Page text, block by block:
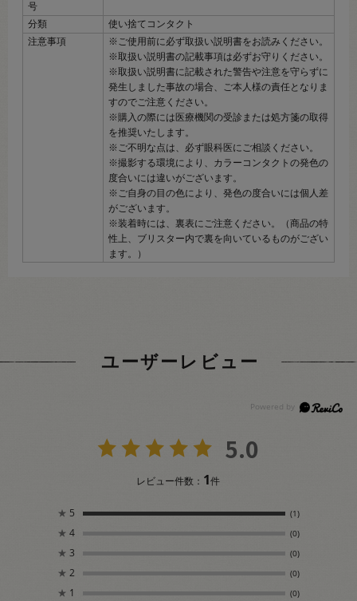
号
分類
使い捨てコンタクト
注意事項
※ご使用前に必ず取扱い説明書をお読みください。
※取扱い説明書の記載事項は必ずお守りください。
※取扱い説明書に記載された警告や注意を守らずに
発生しました事故の場合、ご本人様の責任となりま
すのでご注意ください。
※購入の際には医療機関の受診または処方箋の取得
を推奨いたします。
※ご不明な点は、必ず眼科医にご相談ください。
※撮影する環境により、カラーコンタクトの発色の
度合いには違いがございます。
※ご自身の目の色により、発色の度合いには個人差
がございます。
※装着時には、裏表にご注意ください。（商品の特
性上、ブリスター内で裏を向いているものがござい
ます。）
ユーザーレビュー
5.0
レビュー件数： 1件
★ 5 (1)
★ 4 (0)
★ 3 (0)
★ 2 (0)
★ 1 (0)